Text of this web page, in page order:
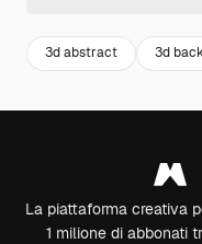
3d abstract 3d
La piattaforma creativa
1 milione di abbonati